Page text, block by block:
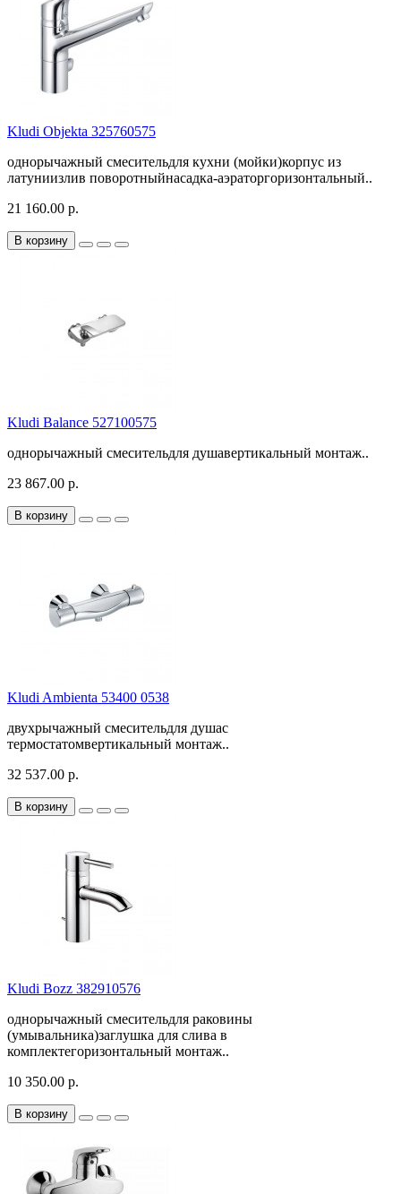
Kludi Objekta 325760575
однорычажный смесительдля кухни (мойки)корпус из
латуниизлив поворотныйнасадка-аэраторгоризонтальный..
21 160.00 р.
В корзину
Kludi Balance 527100575
однорычажный смесительдля душавертикальный монтаж..
23 867.00 р.
В корзину
Kludi Ambienta 53400 0538
двухрычажный смесительдля душас
термостатомвертикальный монтаж..
32 537.00 р.
В корзину
Kludi Bozz 382910576
однорычажный смесительдля раковины
(умывальника)заглушка для слива в
комплектегоризонтальный монтаж..
10 350.00 р.
В корзину